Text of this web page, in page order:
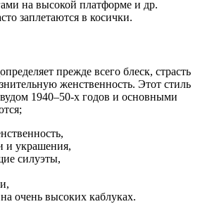
на высокой платформе и др.
заплетаются в косички.
прежде всего блеск, страсть
женственность. Этот стиль
1940–50-х годов и основными
и украшения,
силуэты,
очень высоких каблуках.